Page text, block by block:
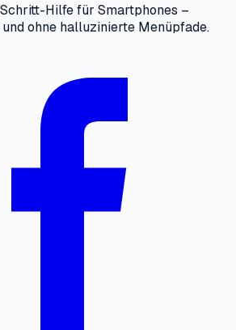
Hilfe für Smartphones –
ohne halluzinierte Menüpfade.